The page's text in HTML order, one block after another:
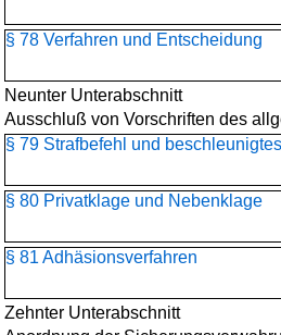
§ 78 Verfahren und Entscheidung
Neunter Unterabschnitt
Ausschluß von Vorschriften des
§ 79 Strafbefehl und
§ 80 Privatklage und Nebenklage
§ 81 Adhäsionsverfahren
Zehnter Unterabschnitt